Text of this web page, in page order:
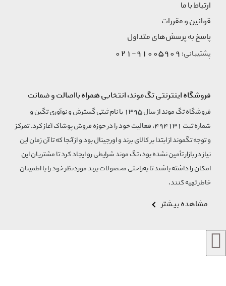
ارتباط با ما
قوانین و مقررات
پاسخ به پرسش‌های متداول
پشتیبانی:91005909-021
فروشگاه اینترنتی تگ‌موند، انتخابی همراه بااصالت و ضمانت
فروشگاه تگ موند از سال 1395 با نام ثبتی گسترش و نوآوری تگین و
شماره ثبت 494131، فعالیت خود را در حوزه فروش پوشاک آغاز کرد. تمرکز
و توجه تگموند از ابتدا بر کالای برند و اورجینال بود و از آنجا که تا آن زمان این
نیاز در بازار تأمین نشده بود، تگ موند شرایطی رو ایجاد کرد تا مشتریان این
امکان را داشته باشند تا به‌راحتی محصولات برند مورد‌نظر خود را با اطمینان
خاطر تهیه کنند.
مشاهده بیشتر